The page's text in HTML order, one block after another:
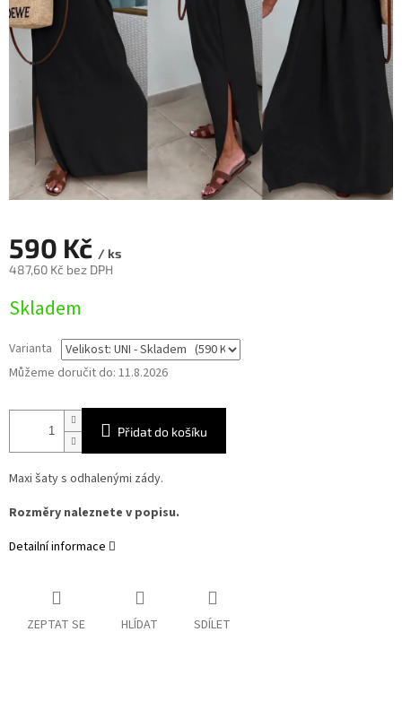
590 Kč / ks
487,60 Kč bez DPH
cena:
Skladem
Varianta
Můžeme doručit do: 11.8.2026
Přidat do košíku
Maxi šaty s odhalenými zády.
Rozměry naleznete v popisu.
Detailní informace
ZEPTAT SE HLÍDAT SDÍLET